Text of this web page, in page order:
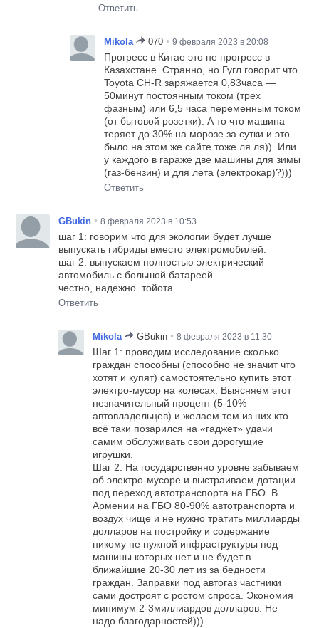
Ответить
Mikola 070 • 9 февраля 2023 в 20:08
Прогресс в Китае это не прогресс в
Казахстане. Странно, но Гугл говорит что
Toyota CH-R заряжается 0,83часа —
50минут постоянным током (трех
фазным) или 6,5 часа переменным током
(от бытовой розетки). А то что машина
теряет до 30% на морозе за сутки и это
было на этом же сайте тоже ля ля)). Или
у каждого в гараже две машины для зимы
(газ-бензин) и для лета (электрокар)?)))
Ответить
GBukin • 8 февраля 2023 в 10:53
шаг 1: говорим что для экологии будет лучше
выпускать гибриды вместо электромобилей.
шаг 2: выпускаем полностью электрический
автомобиль с большой батареей.
честно, надежно. тойота
Ответить
Mikola GBukin • 8 февраля 2023 в 11:30
Шаг 1: проводим исследование сколько
граждан способны (способно не значит что
хотят и купят) самостоятельно купить этот
электро-мусор на колесах. Выясняем этот
незначительный процент (5-10%
автовладельцев) и желаем тем из них кто
всё таки позарился на «гаджет» удачи
самим обслуживать свои дорогущие
игрушки.
Шаг 2: На государственно уровне забываем
об электро-мусоре и выстраиваем дотации
под переход автотранспорта на ГБО. В
Армении на ГБО 80-90% автотранспорта и
воздух чище и не нужно тратить миллиарды
долларов на постройку и содержание
никому не нужной инфраструктуры под
машины которых нет и не будет в
ближайшие 20-30 лет из за бедности
граждан. Заправки под автогаз частники
сами достроят с ростом спроса. Экономия
минимум 2-3миллиардов долларов. Не
надо благодарностей)))